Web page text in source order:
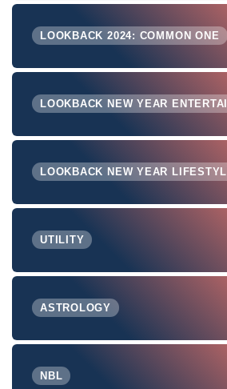
LOOKBACK 2024: COMMON ONE
LOOKBACK NEW YEAR
LOOKBACK NEW YEAR
UTILITY
ASTROLOGY
NBL